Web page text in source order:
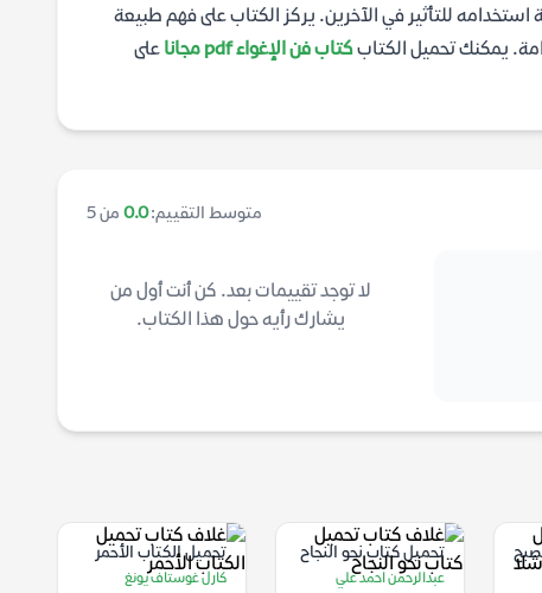
استخدامه للتأثير في الآخرين. يركز الكتاب على فهم طبيعة
يمكنك تحميل الكتابكتاب فن الإغواء pdf مجانا
على
متوسط التقييم:0.0 من 5
لا توجد تقييمات بعد. كن أنت أول من
يشارك رأيه حول هذا الكتاب.
تحميل كتاب نحو النجاح
عبدالرحمن احمد علي
تحميل الكتاب الأحمر
كارل غوستاف يونغ